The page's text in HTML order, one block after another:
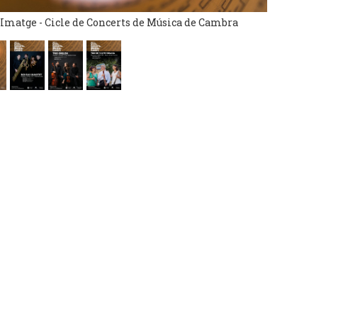
Imatge - Cicle de Concerts de Música de Cambra